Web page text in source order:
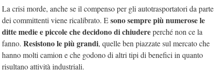
La crisi morde, anche se il compenso per gli autotrasportatori da parte
dei committenti viene ricalibrato. Esono sempre più numerose le
ditte medie e piccole che decidono di chiudereperché non ce la
fanno. Resistono le più grandi, quelle ben piazzate sul mercato che
hanno molti camion e che godono di altri tipi di benefici in quanto
risultano attività industriali.